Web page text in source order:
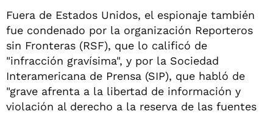
Fuera de Estados Unidos, el espionaje también
fue condenado por la organización Reporteros
sin Fronteras (RSF), que lo calificó de
"infracción gravísima", y por la Sociedad
Interamericana de Prensa (SIP), que habló de
"grave afrenta a la libertad de información y
violación al derecho a la reserva de las fuentes